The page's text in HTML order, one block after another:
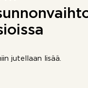
jutellaan lisää.